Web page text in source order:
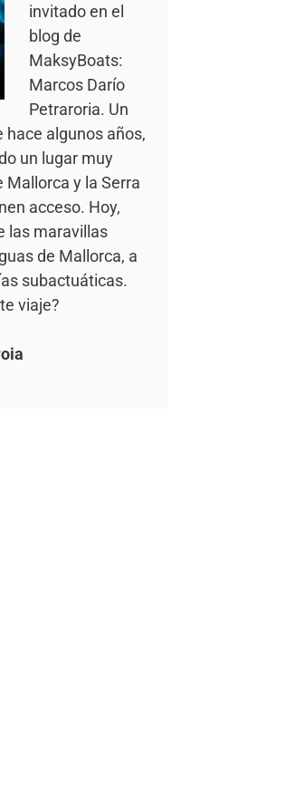
invitado en el
blog de
MaksyBoats:
Marcos Darío
Petraroria. Un
algunos años,
un lugar muy
Mallorca y la Serra
acceso. Hoy,
las maravillas
de Mallorca, a
subactuáticas.
viaje?